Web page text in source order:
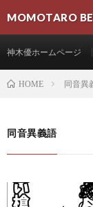
MOMOTARO
神木優ホームページ
HOME 同音異
同音異義語